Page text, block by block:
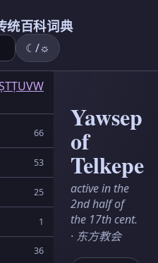
统百科词典
☾/☼
TṬUVW
66
53
25
1
36
Yawsep
of
Telkepe
active in the
2nd half of
the 17th cent.
· 东方教会